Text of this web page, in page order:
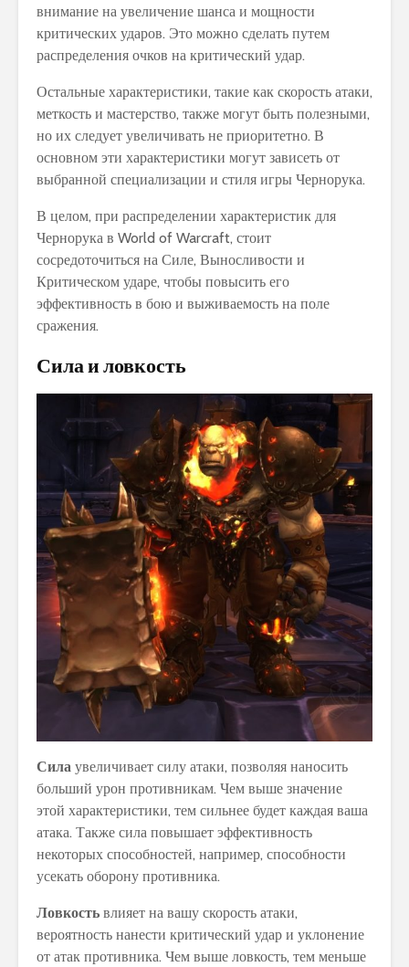
внимание на увеличение шанса и мощности
критических ударов. Это можно сделать путем
распределения очков на критический удар.
Остальные характеристики, такие как скорость атаки,
меткость и мастерство, также могут быть полезными,
но их следует увеличивать не приоритетно. В
основном эти характеристики могут зависеть от
выбранной специализации и стиля игры Чернорука.
В целом, при распределении характеристик для
Чернорука в World of Warcraft, стоит
сосредоточиться на Силе, Выносливости и
Критическом ударе, чтобы повысить его
эффективность в бою и выживаемость на поле
сражения.
Сила и ловкость
Сила увеличивает силу атаки, позволяя наносить
больший урон противникам. Чем выше значение
этой характеристики, тем сильнее будет каждая ваша
атака. Также сила повышает эффективность
некоторых способностей, например, способности
усекать оборону противника.
Ловкость влияет на вашу скорость атаки,
вероятность нанести критический удар и уклонение
от атак противника. Чем выше ловкость, тем меньше